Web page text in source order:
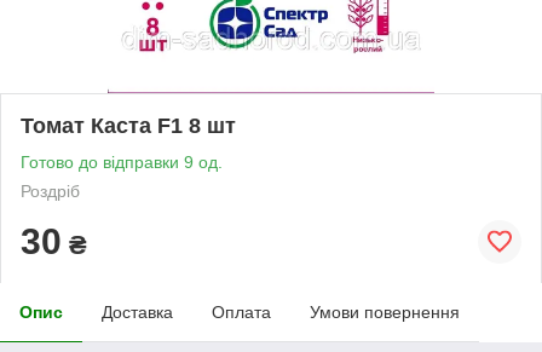
Томат Каста F1 8 шт
Готово до відправки 9 од.
Роздріб
30 ₴
Опис Доставка Оплата Умови повернення